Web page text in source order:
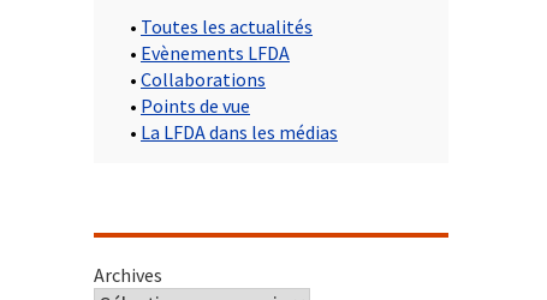
• Toutes les actualités
• Evènements LFDA
• Collaborations
• Points de vue
• La LFDA dans les médias
Archives